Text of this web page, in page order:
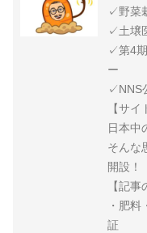
✓野菜
✓土壌
✓第4
ー
✓NNS
【サイ
日本中
そんな
開設！
【記事
・肥
証